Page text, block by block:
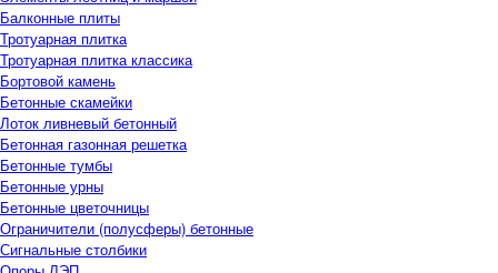
Балконные плиты
Тротуарная плитка
Тротуарная плитка классика
Бортовой камень
Бетонные скамейки
Лоток ливневый бетонный
Бетонная газонная решетка
Бетонные тумбы
Бетонные урны
Бетонные цветочницы
Ограничители (полусферы) бетонные
Сигнальные столбики